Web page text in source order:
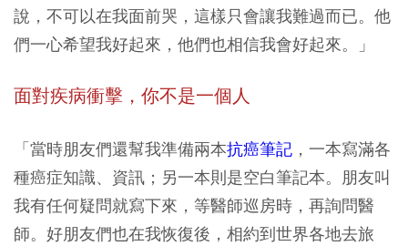
說，不可以在我面前哭，這樣只會讓我難過而已。他
們一心希望我好起來，他們也相信我會好起來。」
面對疾病衝擊，你不是一個人
「當時朋友們還幫我準備兩本抗癌筆記 ，一本寫滿各
種癌症知識、資訊；另一本則是空白筆記本。朋友叫
我有任何疑問就寫下來，等醫師巡房時，再詢問醫
師。好朋友們也在我恢復後，相約到世界各地去旅